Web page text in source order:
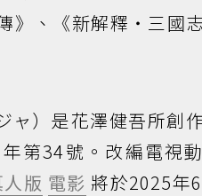
》、《新解釋・三國
ャ）是花澤健吾所創
第34號。改編電視
人版 電影 將於2025年